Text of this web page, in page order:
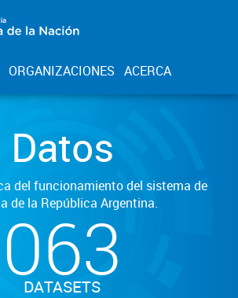
ORGANIZACIONES ACERCA
Datos
del funcionamiento del sistema de
de la República Argentina.
063
DATASETS